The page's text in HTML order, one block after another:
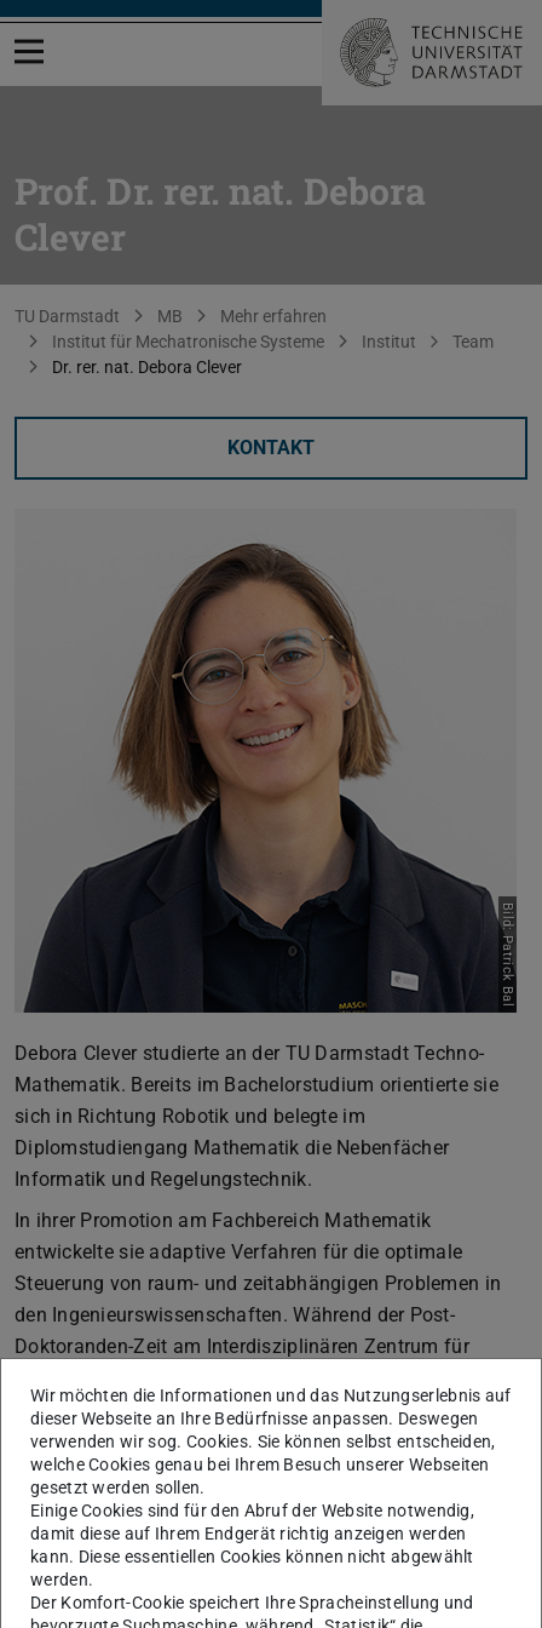
Menü öffnen
Prof. Dr. rer. nat. Debora
Clever
Sie befinden sich hier:
TU Darmstadt MB
Mehr erfahren
Institut für Mechatronische Systeme
Institut
Team
Dr. rer. nat. Debora Clever
KONTAKT
Bild: Patrick Bal
Debora Clever studierte an der TU Darmstadt Techno-
Mathematik. Bereits im Bachelorstudium orientierte sie
sich in Richtung Robotik und belegte im
Diplomstudiengang Mathematik die Nebenfächer
Informatik und Regelungstechnik.
In ihrer Promotion am Fachbereich Mathematik
entwickelte sie adaptive Verfahren für die optimale
Steuerung von raum- und zeitabhängigen Problemen in
den Ingenieurswissenschaften. Während der Post-
Doktoranden-Zeit am Interdisziplinären Zentrum für
Heidelberg erforschte sie im Rahmen des EU-Projekts
KoroiBot den Einsatz von Optimalsteuerung zur Analyse
des menschlichen Gangs und zur Generierung von
dynamischen Laufbewegungen für humanoide Roboter.
Im Jahr 2016 setzte Frau Clever ihre Karriere bei der ABB
AG fort, wo sie bis 2025 als Wissenschaftlerin (Principal
Scientist) am Forschungszentrum in Mannheim im
Wir möchten die Informationen und das Nutzungserlebnis auf
dieser Webseite an Ihre Bedürfnisse anpassen. Deswegen
verwenden wir sog. Cookies. Sie können selbst entscheiden,
welche Cookies genau bei Ihrem Besuch unserer Webseiten
gesetzt werden sollen.
Einige Cookies sind für den Abruf der Website notwendig,
damit diese auf Ihrem Endgerät richtig anzeigen werden
kann. Diese essentiellen Cookies können nicht abgewählt
werden.
Der Komfort-Cookie speichert Ihre Spracheinstellung und